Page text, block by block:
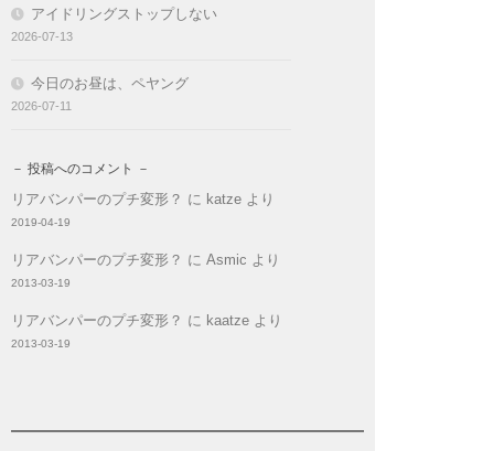
アイドリングストップしない
2026-07-13
今日のお昼は、ペヤング
2026-07-11
－ 投稿へのコメント －
リアバンパーのプチ変形？ に katze より
2019-04-19
リアバンパーのプチ変形？ に Asmic より
2013-03-19
リアバンパーのプチ変形？ に kaatze より
2013-03-19